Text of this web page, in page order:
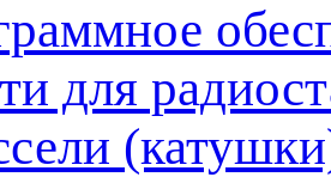
для